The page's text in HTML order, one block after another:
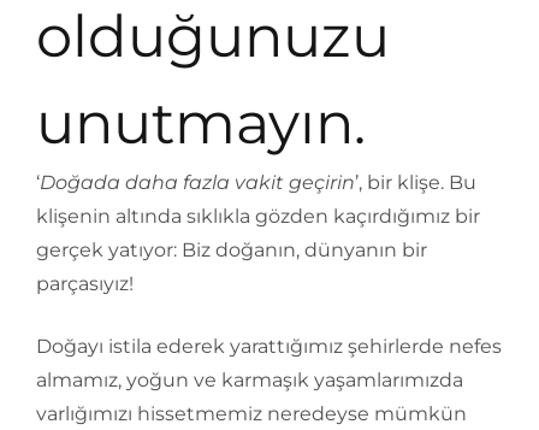
olduğunuzu
unutmayın.
‘Doğada daha fazla vakit geçirin’, bir klişe. Bu
klişenin altında sıklıkla gözden kaçırdığımız bir
gerçek yatıyor: Biz doğanın, dünyanın bir
parçasıyız!
Doğayı istila ederek yarattığımız şehirlerde nefes
almamız, yoğun ve karmaşık yaşamlarımızda
varlığımızı hissetmemiz neredeyse mümkün